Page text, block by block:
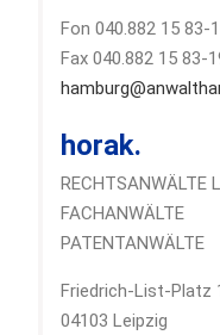
Fon 040.882 15 83-
Fax 040.882 15 83-
horak.
RECHTSANWÄLTE
FACHANWÄLTE
PATENTANWÄLTE
Friedrich-List-Platz
04103 Leipzig